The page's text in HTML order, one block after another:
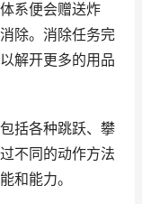
系便会赠送炸
除。消除任务完
解开更多的用品
括各种跳跃、攀
不同的动作方法
和能力。